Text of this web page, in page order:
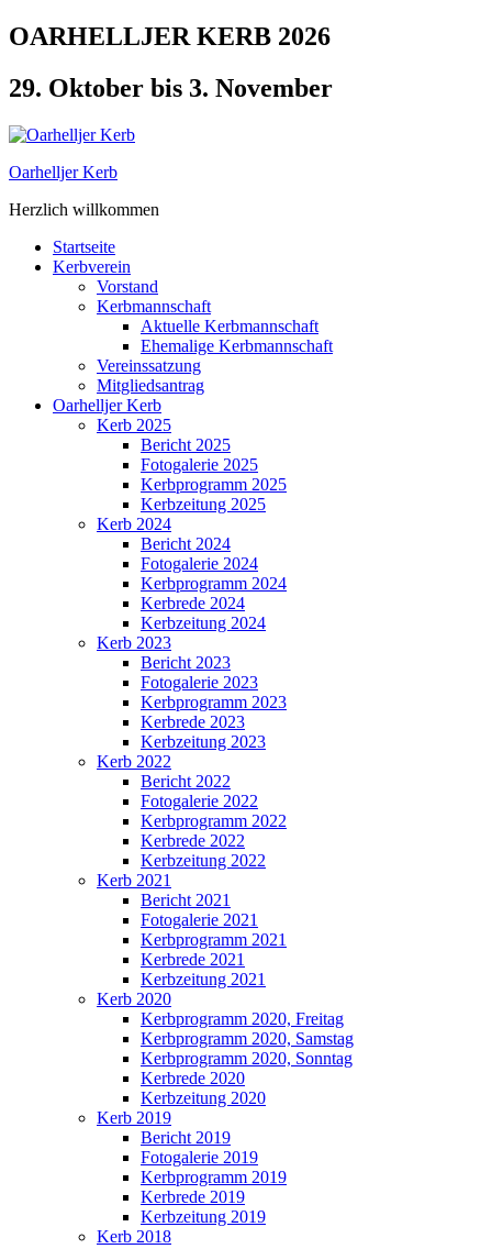
Zum
Inhalt
OARHELLJER KERB 2026
29. Oktober bis 3. November
Oarhelljer Kerb
Herzlich willkommen
Startseite
Kerbverein
Vorstand
Kerbmannschaft
Aktuelle Kerbmannschaft
Ehemalige Kerbmannschaft
Vereinssatzung
Mitgliedsantrag
Oarhelljer Kerb
Kerb 2025
Bericht 2025
Fotogalerie 2025
Kerbprogramm 2025
Kerbzeitung 2025
Kerb 2024
Bericht 2024
Fotogalerie 2024
Kerbprogramm 2024
Kerbrede 2024
Kerbzeitung 2024
Kerb 2023
Bericht 2023
Fotogalerie 2023
Kerbprogramm 2023
Kerbrede 2023
Kerbzeitung 2023
Kerb 2022
Bericht 2022
Fotogalerie 2022
Kerbprogramm 2022
Kerbrede 2022
Kerbzeitung 2022
Kerb 2021
Bericht 2021
Fotogalerie 2021
Kerbprogramm 2021
Kerbrede 2021
Kerbzeitung 2021
Kerb 2020
Kerbprogramm 2020, Freitag
Kerbprogramm 2020, Samstag
Kerbprogramm 2020, Sonntag
Kerbrede 2020
Kerbzeitung 2020
Kerb 2019
Bericht 2019
Fotogalerie 2019
Kerbprogramm 2019
Kerbrede 2019
Kerbzeitung 2019
Kerb 2018